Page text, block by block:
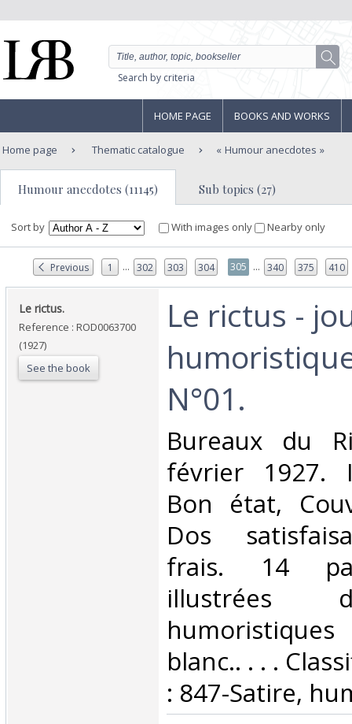
Search by criteria
HOME PAGE BOOKS AND WORKS
Home page Thematic catalogue Humour anecdotes
Humour anecdotes (11145) Sub topics (27)
Sort by With images only Nearby only
Previous 1 ... 302 303 304 305 ... 340 375 410
‎Le rictus.‎
Reference : ROD0063700
(1927)
See the book
‎Le rictus -
N°01.‎
‎Bureaux du
février 1927.
Bon état,
Dos
frais. 14
illustrées
blanc.. . . .
: 847-Satire,